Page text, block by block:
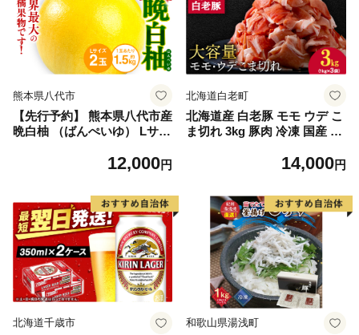
熊本県八代市
【先行予約】 熊本県八代市産
晩白柚 （ばんぺいゆ） Lサイ
もの フルーツ おやつ 特産 熊
12,000円
北海道白老町
北海道産 白老豚 モモ ウデ こ
ま切れ 3kg 豚肉 冷凍 国産 ス
14,000円
北海道千歳市 和歌山県湯浅町